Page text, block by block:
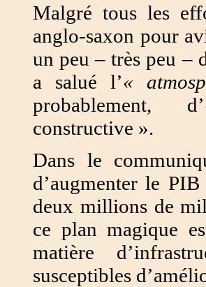
Malgré tous les
anglo-saxon pour
un peu – très peu –
a salué l’«
probablement,
constructive ».
Dans le
d’augmenter le
deux millions de
ce plan magique
matière
susceptibles